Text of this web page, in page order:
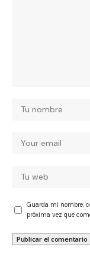
Guarda mi nombre,
próxima vez que